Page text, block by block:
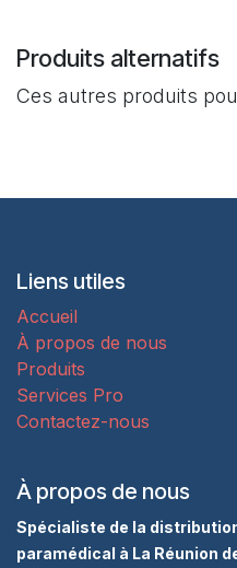
Produits alternatifs
Ces autres produits
Liens utiles
Accueil
À propos de nous
Produits
Services Pro
Contactez-nous
À propos de nous
Spécialiste de la
paramédical à La Réunion